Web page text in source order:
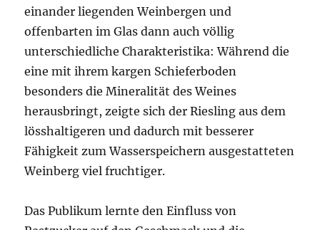
einander liegenden Weinbergen und
offenbarten im Glas dann auch völlig
unterschiedliche Charakteristika: Während die
eine mit ihrem kargen Schieferboden
besonders die Mineralität des Weines
herausbringt, zeigte sich der Riesling aus dem
lösshaltigeren und dadurch mit besserer
Fähigkeit zum Wasserspeichern ausgestatteten
Weinberg viel fruchtiger.
Das Publikum lernte den Einfluss von